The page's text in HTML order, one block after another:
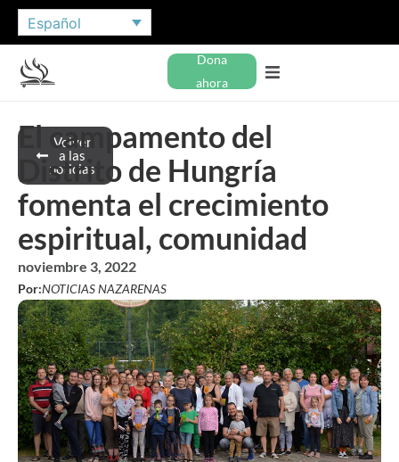
Español
Dona
ahora
Volver
a las
noticias
El campamento del
Distrito de Hungría
fomenta el crecimiento
espiritual, comunidad
noviembre 3, 2022
Por:NOTICIAS NAZARENAS